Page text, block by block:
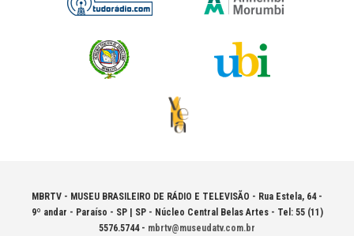
MBRTV - MUSEU BRASILEIRO DE RÁDIO E TELEVISÃO - Rua Estela, 64 -
9º andar - Paraíso - SP | SP - Núcleo Central Belas Artes - Tel: 55 (11)
5576.5744 - mbrtv@museudatv.com.br